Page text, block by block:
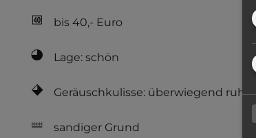
bis 40,- Euro
Lage: schön
Geräuschkulisse: überwiegend ruhig
sandiger Grund